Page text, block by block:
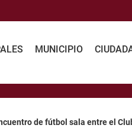
MUNICIPIO
de fútbol sala entre el